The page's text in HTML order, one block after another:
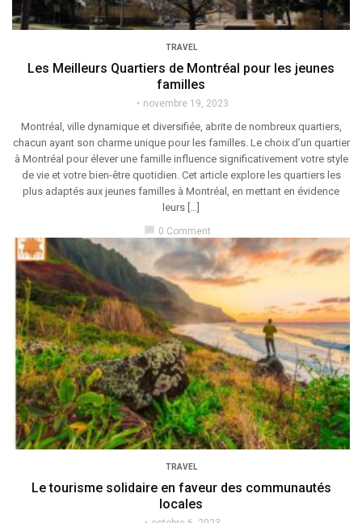
TRAVEL
Les Meilleurs Quartiers de Montréal pour les jeunes
familles
novembre 19, 2023
Montréal, ville dynamique et diversifiée, abrite de nombreux quartiers,
chacun ayant son charme unique pour les familles. Le choix d’un quartier
à Montréal pour élever une famille influence significativement votre style
de vie et votre bien-être quotidien. Cet article explore les quartiers les
plus adaptés aux jeunes familles à Montréal, en mettant en évidence
leurs […]
chat_bubble 0 Comment
TRAVEL
Le tourisme solidaire en faveur des communautés
locales